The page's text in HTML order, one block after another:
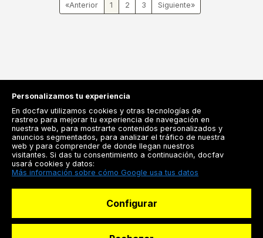
« 1 2 3 »
Registrarse
Docfav
Personalizamos tu experiencia
En docfav utilizamos cookies y otras tecnologías de
rastreo para mejorar tu experiencia de navegación en
nuestra web, para mostrarte contenidos personalizados y
anuncios segmentados, para analizar el tráfico de nuestra
web y para comprender de donde llegan nuestros
visitantes. Si das tu consentimiento a continuación, docfav
usará cookies y datos:
Más información sobre cómo Google usa tus datos
Configurar